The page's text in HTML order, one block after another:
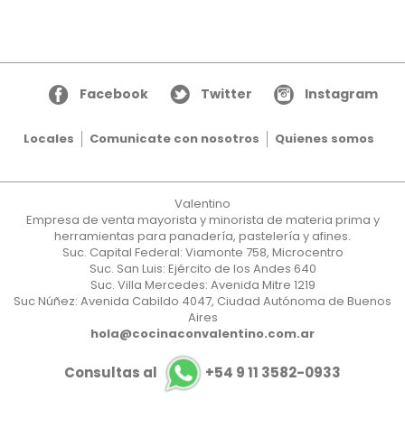
Facebook Twitter Instagram
Locales Comunicate con nosotros Quienes somos
Valentino
Empresa de venta mayorista y minorista de materia prima y
herramientas para panadería, pastelería y afines.
Suc. Capital Federal: Viamonte 758, Microcentro
Suc. San Luis: Ejército de los Andes 640
Suc. Villa Mercedes: Avenida Mitre 1219
Suc Núñez: Avenida Cabildo 4047, Ciudad Autónoma de Buenos
Aires
hola@cocinaconvalentino.com.ar
Consultas al +54 9 11 3582-0933